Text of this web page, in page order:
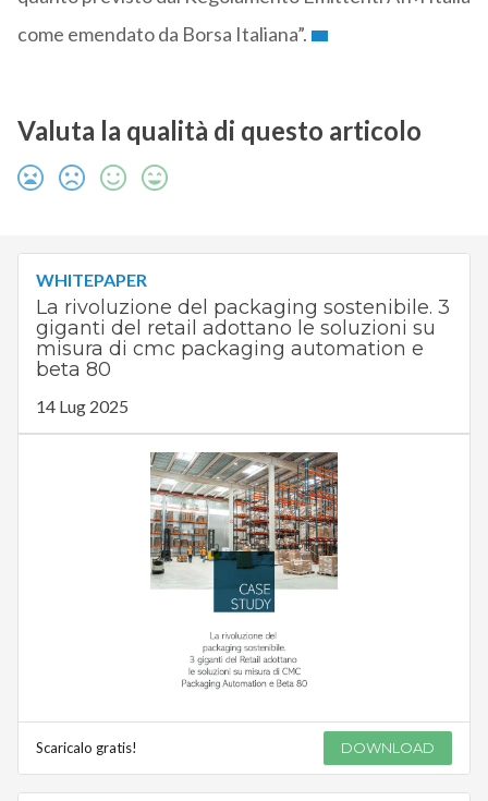
come emendato da Borsa Italiana”.
Valuta la qualità di questo articolo
WHITEPAPER
La rivoluzione del packaging sostenibile. 3
giganti del retail adottano le soluzioni su
misura di cmc packaging automation e
beta 80
14 Lug 2025
Scaricalo gratis! DOWNLOAD